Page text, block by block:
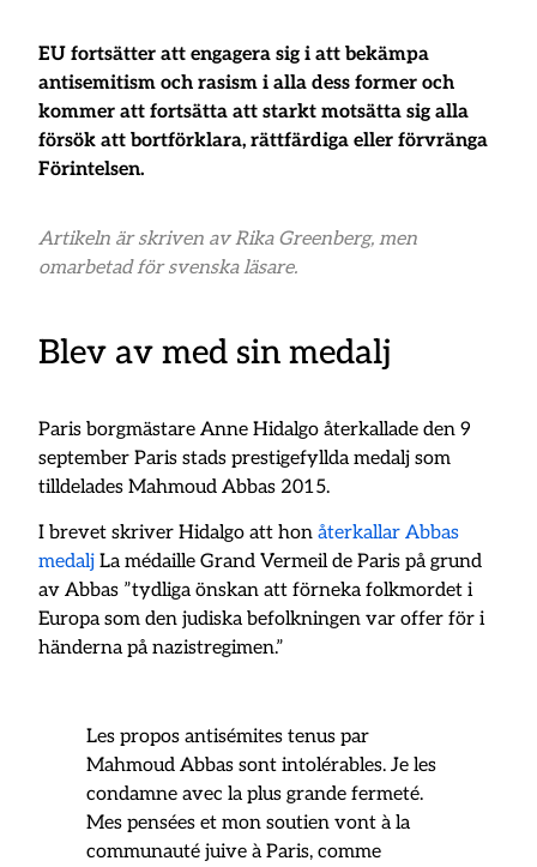
EU fortsätter att engagera sig i att bekämpa
antisemitism och rasism i alla dess former och
kommer att fortsätta att starkt motsätta sig alla
försök att bortförklara, rättfärdiga eller förvränga
Förintelsen.
Artikeln är skriven av Rika Greenberg, men
omarbetad för svenska läsare.
Blev av med sin medalj
Paris borgmästare Anne Hidalgo återkallade den 9
september Paris stads prestigefyllda medalj som
tilldelades Mahmoud Abbas 2015.
I brevet skriver Hidalgo att honåterkallar Abbas
medalj La médaille Grand Vermeil de Paris på grund
av Abbas ”tydliga önskan att förneka folkmordet i
Europa som den judiska befolkningen var offer för i
händerna på nazistregimen.”
Les propos antisémites tenus par
Mahmoud Abbas sont intolérables. Je les
condamne avec la plus grande fermeté.
Mes pensées et mon soutien vont à la
communauté juive à Paris, comme